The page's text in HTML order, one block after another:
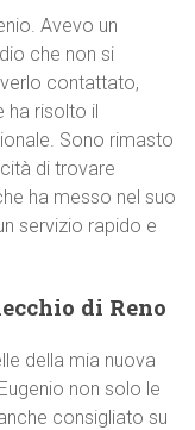
Avevo un
che non si
contattato,
ha risolto il
Sono rimasto
di trovare
ha messo nel suo
servizio rapido e
di Reno
della mia nuova
non solo le
consigliato su